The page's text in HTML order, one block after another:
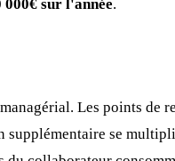
000€ sur l'année.
Les points de
supplémentaire se